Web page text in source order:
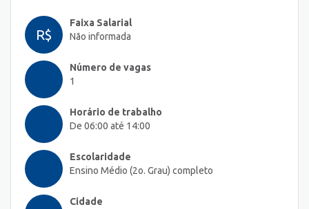
R$
Faixa Salarial
Não informada
Número de vagas
1
Horário de trabalho
De 06:00 até 14:00
Escolaridade
Ensino Médio (2o. Grau) completo
Cidade